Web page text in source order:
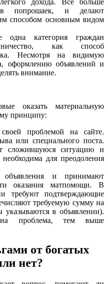
в попрошаек, и делают
способом основным видом
категория граждан
как способ
Несмотря на видимую
оформлению объявлений и
внимание.
оказать материальную
принципу:
проблемой на сайте.
или специального поста.
сложившуюся ситуацию и
для преодоления
и принимают
оказания матпомощи. В
требуют подтверждающие
требуемую сумму на
указываются в объявлении).
проблема, тем выше
от богатых
нет?